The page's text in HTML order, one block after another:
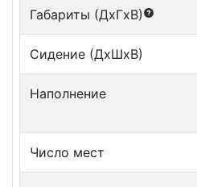
Габариты (ДxГxВ)
Сидение (ДxШxВ)
Наполнение
Число мест